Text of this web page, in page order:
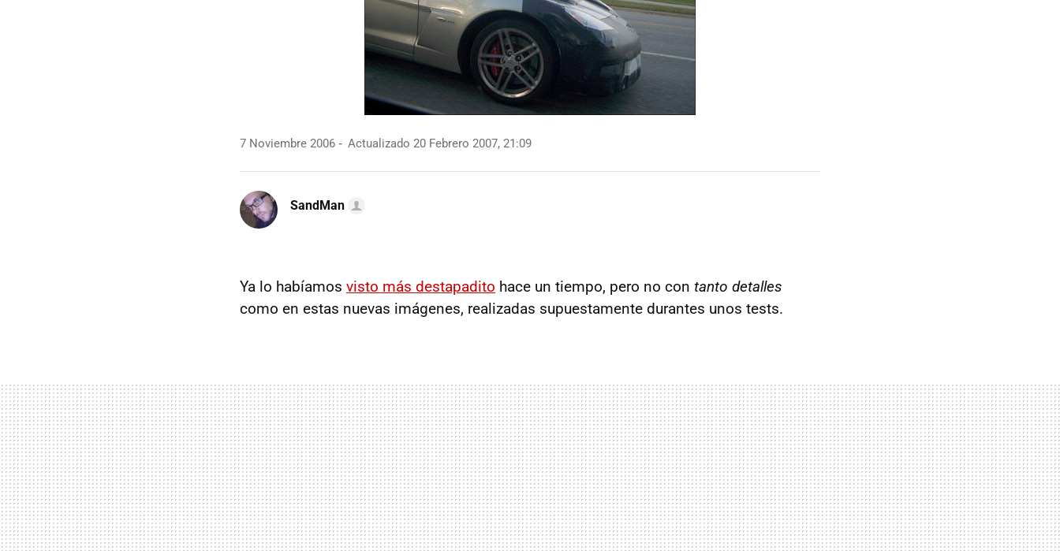
7 Noviembre 2006 Actualizado 20 Febrero 2007, 21:09
SandMan
Ya lo habíamos visto más destapadito hace un tiempo, pero no con tanto detalles
como en estas nuevas imágenes, realizadas supuestamente durantes unos tests.